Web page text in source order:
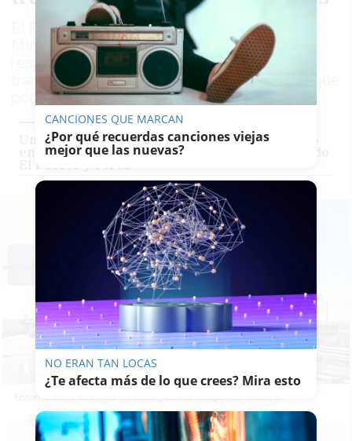
El PP de Cádiz exige explicaciones al
Ministerio de Transportes tras conocer, por
respuesta parlamentaria, que se está
tramitando una modificación del proyecto que
podría afectar a los plazos
Un accidente con un camión dificulta el tráfico
en el nudo de Tres Caminos de la A-4 en sentido
El Puerto y Jerez
Entorno del cruce Tres Caminos, en una imagen de archivo.
CANCIONES QUE MARCAN
¿Por qué recuerdas canciones viejas
mejor que las nuevas?
NO ERAN TAN LOCAS
¿Te afecta más de lo que crees? Mira esto